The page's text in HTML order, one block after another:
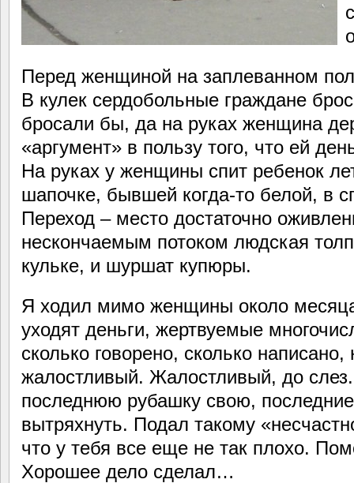
Перед женщиной на заплеванном
В кулек сердобольные граждане
бросали бы, да на руках женщина
«аргумент» в пользу того, что ей
На руках у женщины спит ребенок
шапочке, бывшей когда-то белой, в
Переход – место достаточно
нескончаемым потоком людская
кульке, и шуршат купюры.
Я ходил мимо женщины около
уходят деньги, жертвуемые
сколько говорено, сколько
жалостливый. Жалостливый, до
последнюю рубашку свою,
вытряхнуть. Подал такому
что у тебя все еще не так плохо.
Хорошее дело сделал…